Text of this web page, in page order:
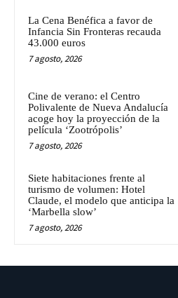
La Cena Benéfica a favor de
Infancia Sin Fronteras recauda
43.000 euros
7 agosto, 2026
Cine de verano: el Centro
Polivalente de Nueva Andalucía
acoge hoy la proyección de la
película ‘Zootrópolis’
7 agosto, 2026
Siete habitaciones frente al
turismo de volumen: Hotel
Claude, el modelo que anticipa la
‘Marbella slow’
7 agosto, 2026